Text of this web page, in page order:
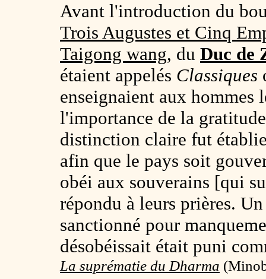
Avant l'introduction du
Trois Augustes et Cinq
Taigong wang, du Duc de
étaient appelés Classiques
enseignaient aux hommes
l'importance de la
distinction claire fut
afin que le pays soit
obéi aux souverains [qui
répondu à leurs prières.
sanctionné pour
désobéissait était puni
La suprématie du Dharma (